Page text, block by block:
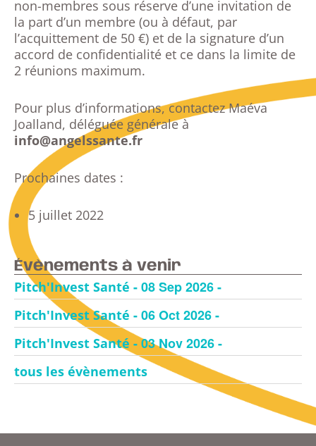
non-membres sous réserve d’une invitation de
la part d’un membre (ou à défaut, par
l’acquittement de 50 €) et de la signature d’un
accord de confidentialité et ce dans la limite de
2 réunions maximum.
Pour plus d’informations, contactez Maéva
Joalland, déléguée générale à
info@angelssante.fr
Prochaines dates :
5 juillet 2022
Évènements à venir
Pitch'Invest Santé - 08 Sep 2026 -
Pitch'Invest Santé - 06 Oct 2026 -
Pitch'Invest Santé - 03 Nov 2026 -
tous les évènements